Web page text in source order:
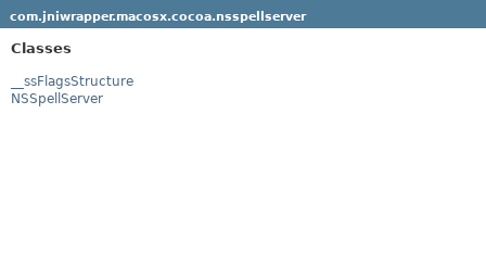
com.jniwrapper.macosx.cocoa.nsspellserver
Classes
__ssFlagsStructure
NSSpellServer